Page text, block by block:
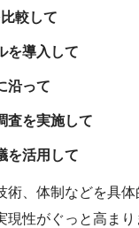
較して
を導入して
沿って
査を実施して
を活用して
術、体制などを具体
現性がぐっと高ま